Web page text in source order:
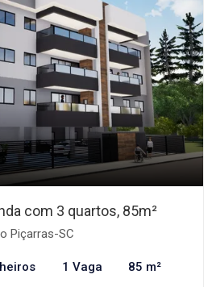
com 3 quartos, 85m²
Piçarras-SC
1 Vaga 85 m²